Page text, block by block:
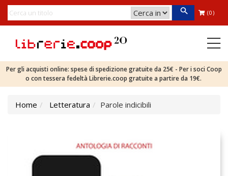
(0)
Per gli acquisti online: spese di spedizione gratuite da 25€ - Per i soci Coop
o con tessera fedeltà Librerie.coop gratuite a partire da 19€.
Home Letteratura Parole indicibili